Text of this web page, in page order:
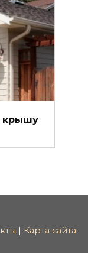
крышу
Карта сайта